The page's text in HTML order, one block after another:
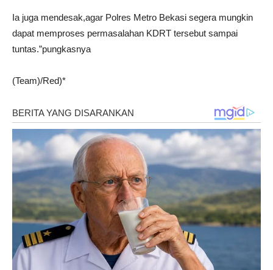
Ia juga mendesak,agar Polres Metro Bekasi segera mungkin
dapat memproses permasalahan KDRT tersebut sampai
tuntas.”pungkasnya
(Team)/Red)*